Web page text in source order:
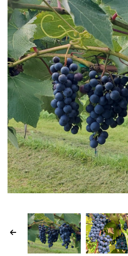
Рубрикатор
Про
Корисна
Новини
Де
Оплата та
Гарантії